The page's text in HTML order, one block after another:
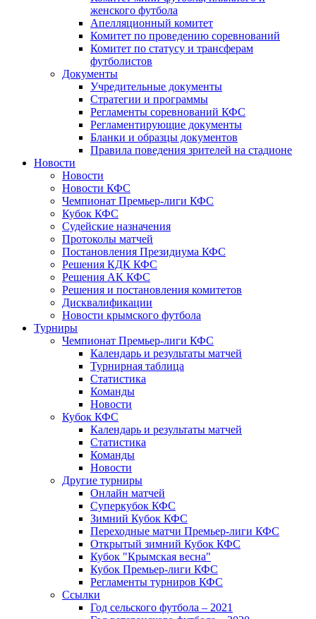
женского футбола
Апелляционный комитет
Комитет по проведению соревнований
Комитет по статусу и трансферам
футболистов
Документы
Учредительные документы
Стратегии и программы
Регламенты соревнований КФС
Регламентирующие документы
Бланки и образцы документов
Правила поведения зрителей на стадионе
Новости
Новости
Новости КФС
Чемпионат Премьер-лиги КФС
Кубок КФС
Судейские назначения
Протоколы матчей
Постановления Президиума КФС
Решения КДК КФС
Решения АК КФС
Решения и постановления комитетов
Дисквалификации
Новости крымского футбола
Турниры
Чемпионат Премьер-лиги КФС
Календарь и результаты матчей
Турнирная таблица
Статистика
Команды
Новости
Кубок КФС
Календарь и результаты матчей
Статистика
Команды
Новости
Другие турниры
Онлайн матчей
Суперкубок КФС
Зимний Кубок КФС
Переходные матчи Премьер-лиги КФС
Открытый зимний Кубок КФС
Кубок "Крымская весна"
Кубок Премьер-лиги КФС
Регламенты турниров КФС
Ссылки
Год сельского футбола – 2021